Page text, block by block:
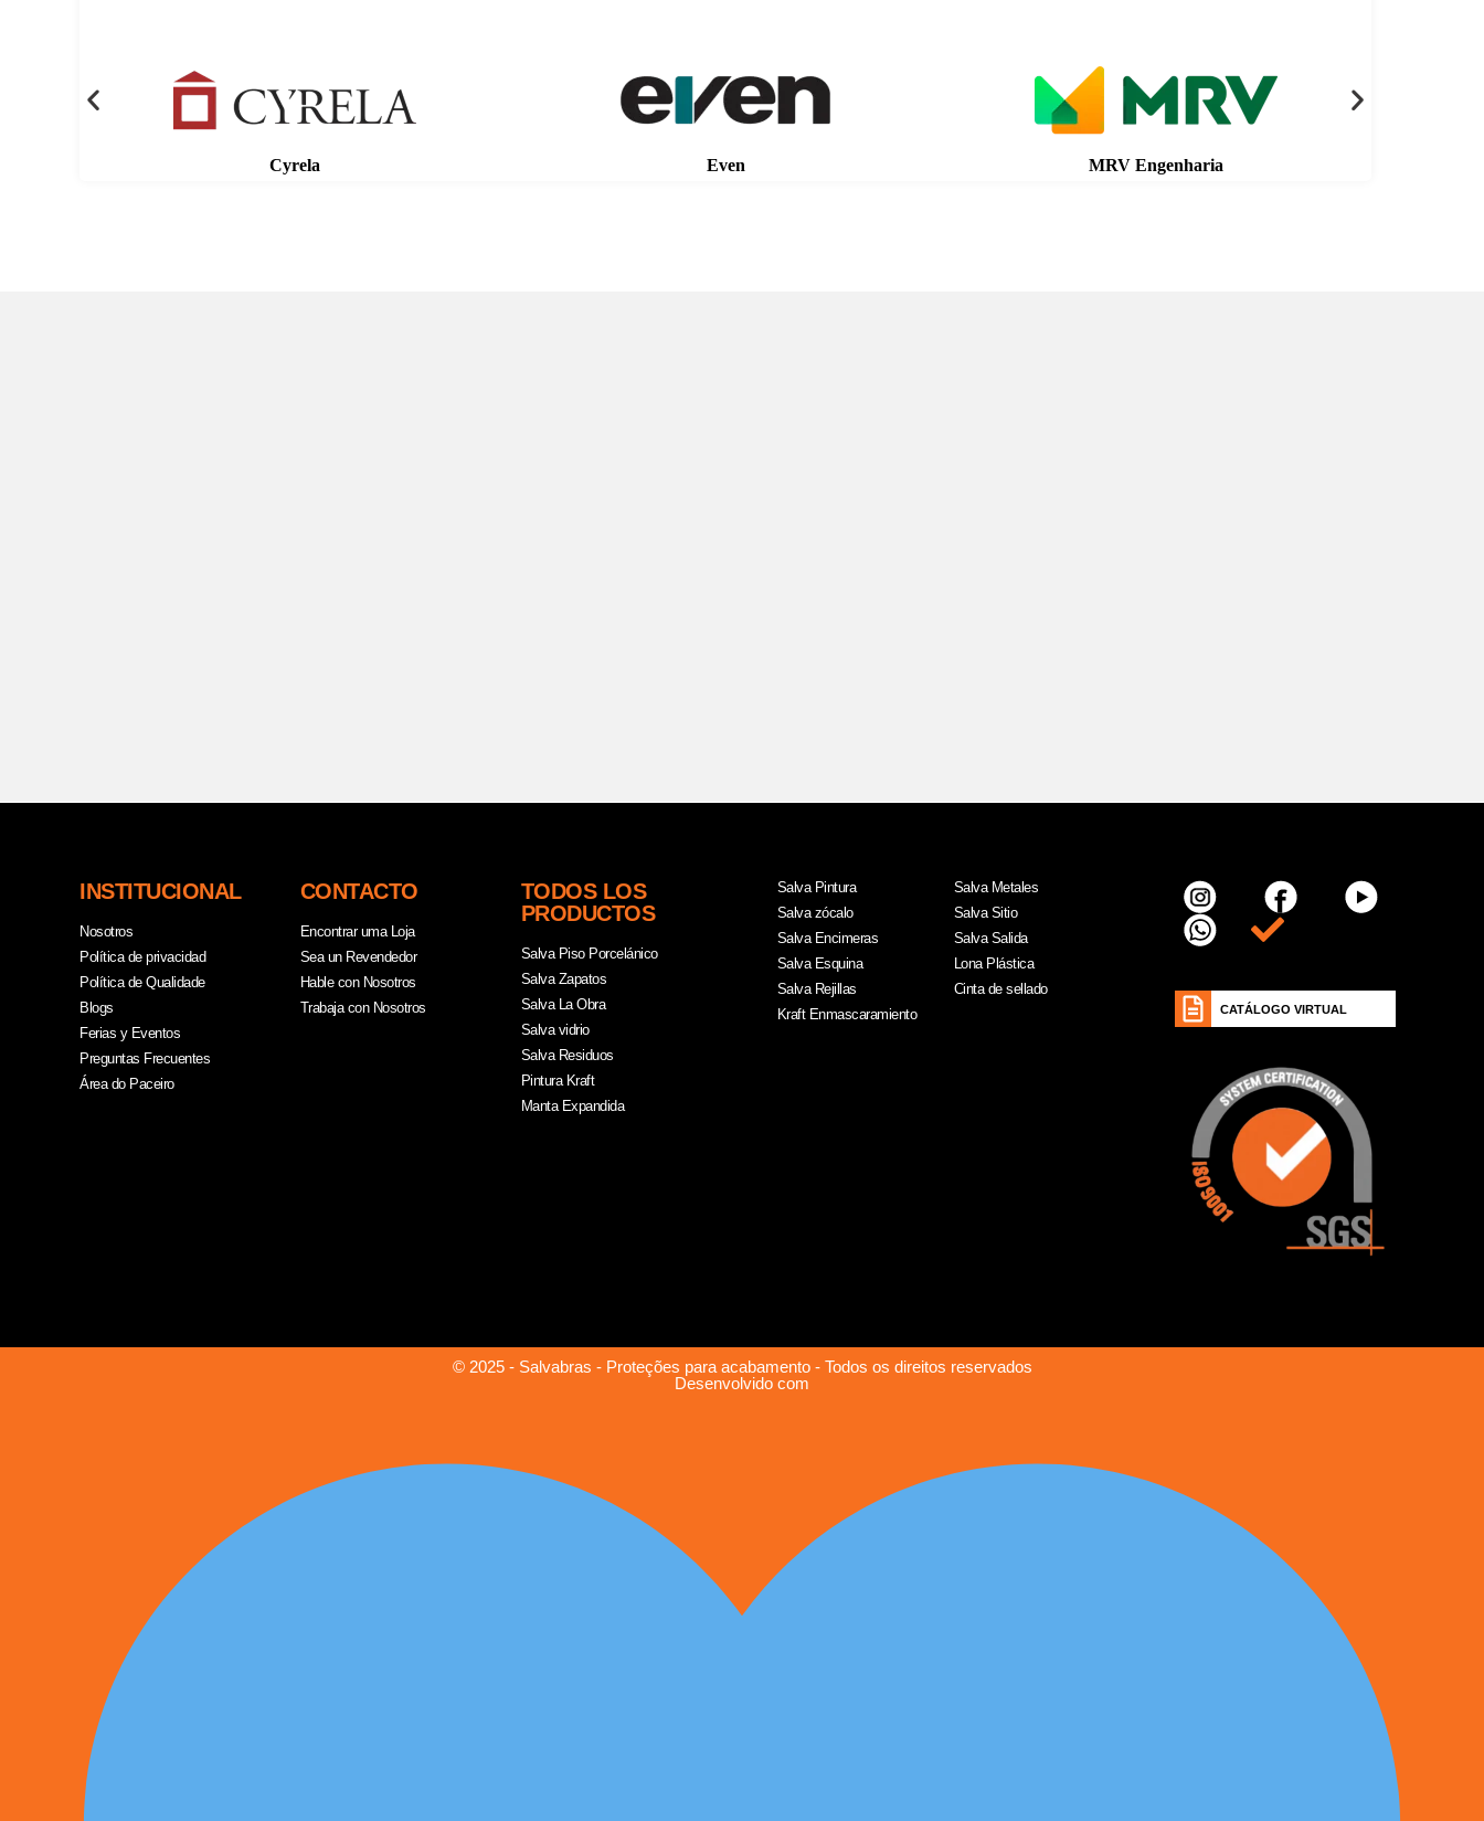
Cyrela Even MRV Engenharia
INSTITUCIONAL
Nosotros
Política de privacidad
Política de Qualidade
Blogs
Ferias y Eventos
Preguntas Frecuentes
Área do Paceiro
CONTACTO
Encontrar uma Loja
Sea un Revendedor
Hable con Nosotros
Trabaja con Nosotros
TODOS LOS
PRODUCTOS
Salva Piso Porcelánico
Salva Zapatos
Salva La Obra
Salva vidrio
Salva Residuos
Pintura Kraft
Manta Expandida
Salva Pintura
Salva zócalo
Salva Encimeras
Salva Esquina
Salva Rejillas
Kraft Enmascaramiento
Salva Metales
Salva Sitio
Salva Salida
Lona Plástica
Cinta de sellado
CATÁLOGO VIRTUAL
© 2025 - Salvabras - Proteções para acabamento - Todos os direitos reservados
Desenvolvido com